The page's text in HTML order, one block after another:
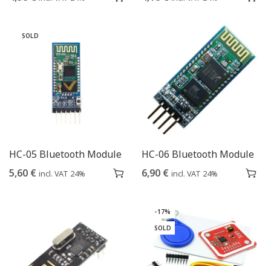
SOLD
HC-05 Bluetooth Module
5,60 € incl. VAT 24%
HC-06 Bluetooth Module
6,90 € incl. VAT 24%
-17%
SOLD